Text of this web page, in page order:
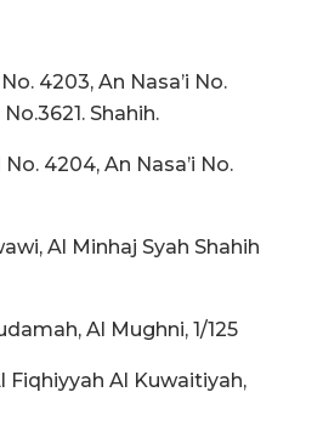
4203, An Nasa’i No.
Shahih.
4204, An Nasa’i No.
Al Minhaj Syah Shahih
Al Mughni, 1/125
Fiqhiyyah Al Kuwaitiyah,